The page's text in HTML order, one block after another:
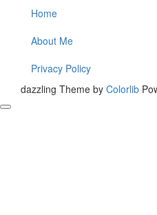
Home
About Me
Privacy Policy
dazzling Theme by Colorlib